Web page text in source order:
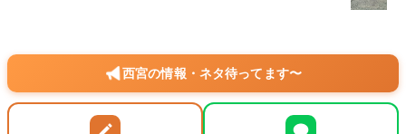
西宮の情報・ネタ待ってます〜